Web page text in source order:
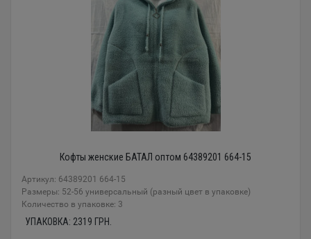
Кофты женские БАТАЛ оптом 64389201 664-15
Артикул: 64389201 664-15
Размеры: 52-56 универсальный (разный цвет в упаковке)
Количество в упаковке: 3
УПАКОВКА: 2319 ГРН.